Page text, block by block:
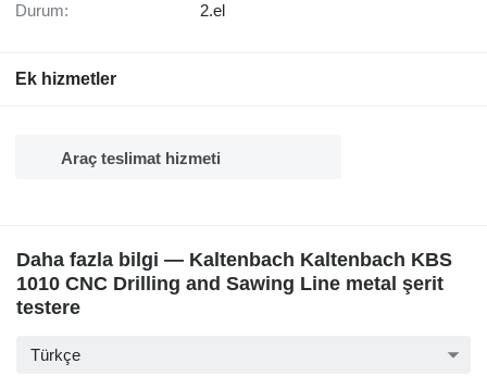
Durum: 2.el
Ek hizmetler
Araç teslimat hizmeti
Daha fazla bilgi — Kaltenbach Kaltenbach KBS
1010 CNC Drilling and Sawing Line metal şerit
testere
Türkçe